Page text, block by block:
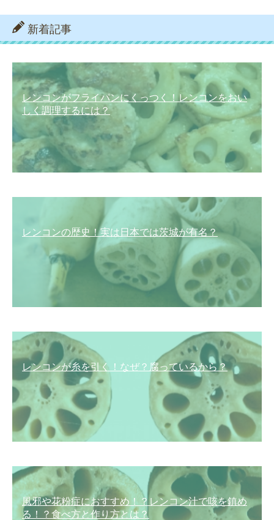
新着記事
レンコンがフライパンにくっつく！レンコンをおい
しく調理するには？
レンコンの歴史！実は日本では茨城が有名？
レンコンが糸を引く！なぜ？腐っているから？
風邪や花粉症におすすめ！？レンコン汁で咳を鎮め
る！？食べ方と作り方とは？